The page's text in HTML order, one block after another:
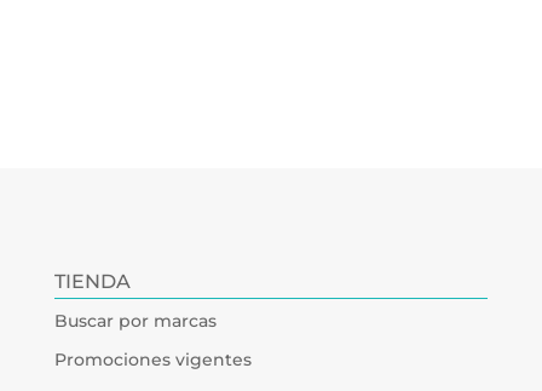
TIENDA
Buscar por marcas
Promociones vigentes